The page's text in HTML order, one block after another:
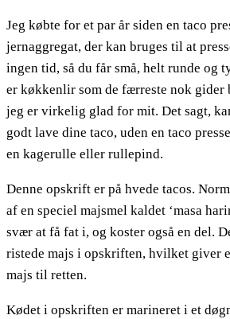
Jeg købte for et par år siden en taco
jernaggregat, der kan bruges til at
ingen tid, så du får små, helt runde og
er køkkenlir som de færreste nok gider
jeg er virkelig glad for mit. Det sagt,
godt lave dine taco, uden en taco
en kagerulle eller rullepind.
Denne opskrift er på hvede tacos.
af en speciel majsmel kaldet ‘masa
svær at få fat i, og koster også en del.
ristede majs i opskriften, hvilket giver
majs til retten.
Kødet i opskriften er marineret i et